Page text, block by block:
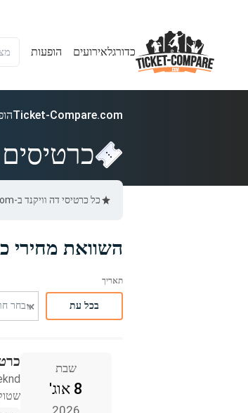
כדורגלאירועים הופעות
Ticket-Compare.com
כל כרטיסי דה וויקנד ב-Ticket-Compare.com הם אותנטיים, ממוכרים מאומתים מראש שמספקים אחריות של 100%.
השוואת מחירי
בכל עת
שבת
8 אוג'